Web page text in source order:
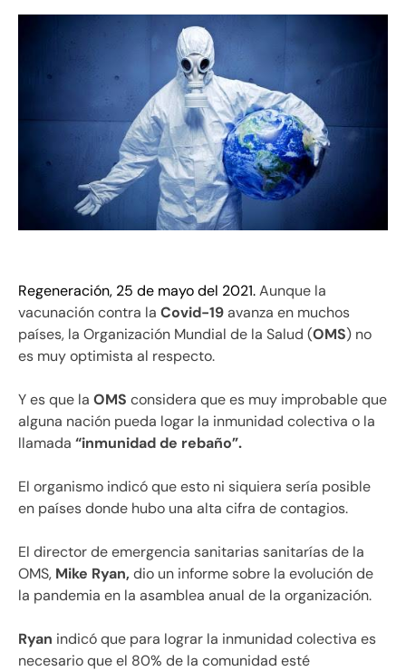
Regeneración, 25 de mayo del 2021.Aunque la
vacunación contra la Covid-19avanza en muchos
países, la Organización Mundial de la Salud (OMS) no
es muy optimista al respecto.
Y es que la OMS considera que es muy improbable que
alguna nación pueda logar la inmunidad colectiva o la
llamada “inmunidad de rebaño”.
El organismo indicó que esto ni siquiera sería posible
en países donde hubo una alta cifra de contagios.
El director de emergencia sanitarias sanitarías de la
OMS, Mike Ryan, dio un informe sobre la evolución de
la pandemia en la asamblea anual de la organización.
Ryan indicó que para lograr la inmunidad colectiva es
necesario que el 80% de la comunidad esté